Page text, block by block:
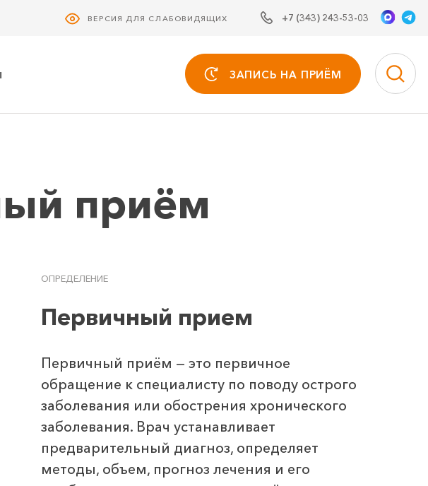
ВЕРСИЯ ДЛЯ СЛАБОВИДЯЩИХ +7 (343) 243-53-03
ЗАПИСЬ НА ПРИЁМ
приём
ОПРЕДЕЛЕНИЕ
Первичный прием
Первичный приём — это первичное
обращение к специалисту по поводу острого
заболевания или обострения хронического
заболевания. Врач устанавливает
предварительный диагноз, определяет
методы, объем, прогноз лечения и его